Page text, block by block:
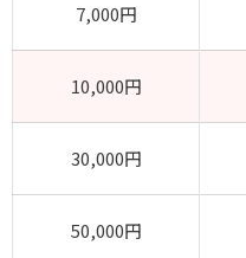
7,000円
10,000円
30,000円
50,000円